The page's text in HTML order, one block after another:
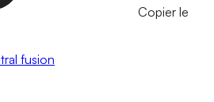
Copier le
fusion